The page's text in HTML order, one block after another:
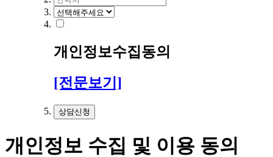
개인정보수집동의
[전문보기]
개인정보 수집 및 이용 동의